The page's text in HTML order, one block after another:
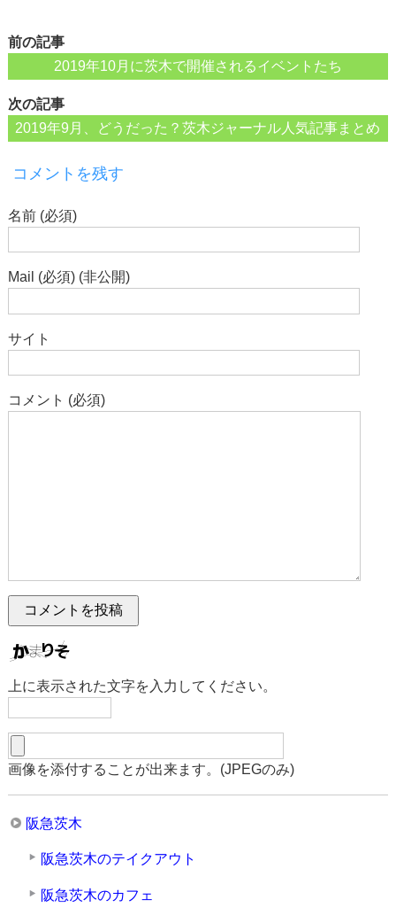
前の記事
2019年10月に茨木で開催されるイベントたち
次の記事
2019年9月、どうだった？茨木ジャーナル人気記事まとめ
コメントを残す
名前 (必須)
Mail (必須) (非公開)
サイト
コメント (必須)
上に表示された文字を入力してください。
画像を添付することが出来ます。(JPEGのみ)
阪急茨木
阪急茨木のテイクアウト
阪急茨木のカフェ